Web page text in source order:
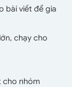
bài viết để gia
chạy cho
cho nhóm